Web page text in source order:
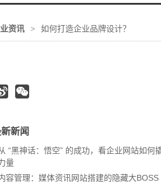
资讯 > 如何打造企业品牌设计？
新闻
“黑神话：悟空” 的成功，看企业网站如何
量
容管理：媒体资讯网站搭建的隐藏大BOSS